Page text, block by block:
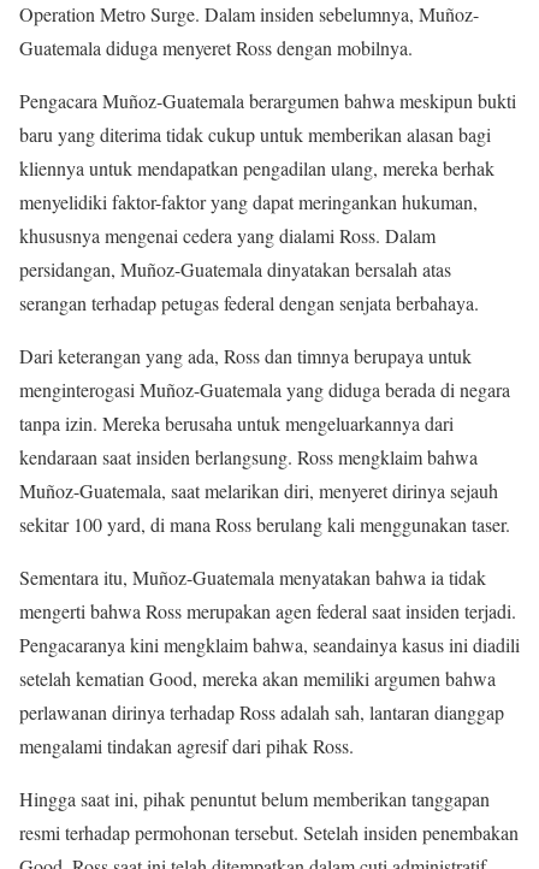
Operation Metro Surge. Dalam insiden sebelumnya, Muñoz-
Guatemala diduga menyeret Ross dengan mobilnya.
Pengacara Muñoz-Guatemala berargumen bahwa meskipun bukti
baru yang diterima tidak cukup untuk memberikan alasan bagi
kliennya untuk mendapatkan pengadilan ulang, mereka berhak
menyelidiki faktor-faktor yang dapat meringankan hukuman,
khususnya mengenai cedera yang dialami Ross. Dalam
persidangan, Muñoz-Guatemala dinyatakan bersalah atas
serangan terhadap petugas federal dengan senjata berbahaya.
Dari keterangan yang ada, Ross dan timnya berupaya untuk
menginterogasi Muñoz-Guatemala yang diduga berada di negara
tanpa izin. Mereka berusaha untuk mengeluarkannya dari
kendaraan saat insiden berlangsung. Ross mengklaim bahwa
Muñoz-Guatemala, saat melarikan diri, menyeret dirinya sejauh
sekitar 100 yard, di mana Ross berulang kali menggunakan taser.
Sementara itu, Muñoz-Guatemala menyatakan bahwa ia tidak
mengerti bahwa Ross merupakan agen federal saat insiden terjadi.
Pengacaranya kini mengklaim bahwa, seandainya kasus ini diadili
setelah kematian Good, mereka akan memiliki argumen bahwa
perlawanan dirinya terhadap Ross adalah sah, lantaran dianggap
mengalami tindakan agresif dari pihak Ross.
Hingga saat ini, pihak penuntut belum memberikan tanggapan
resmi terhadap permohonan tersebut. Setelah insiden penembakan